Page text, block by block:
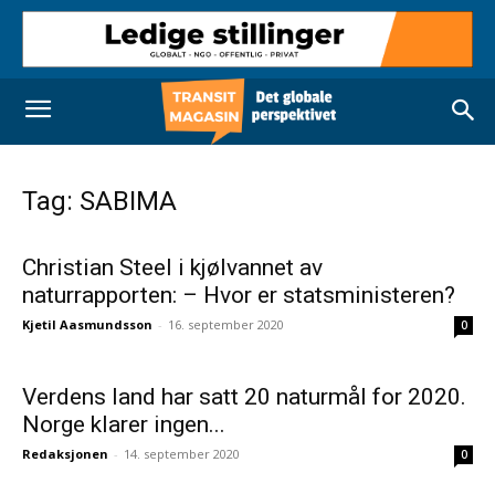
Tag: SABIMA
Christian Steel i kjølvannet av
naturrapporten: – Hvor er statsministeren?
Kjetil Aasmundsson - 16. september 2020 0
Verdens land har satt 20 naturmål for 2020.
Norge klarer ingen...
Redaksjonen - 14. september 2020 0